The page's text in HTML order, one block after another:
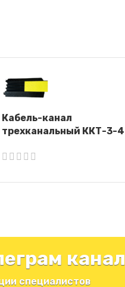
Кабель-канал
трехканальный ККТ-3-4
канал
специалистов